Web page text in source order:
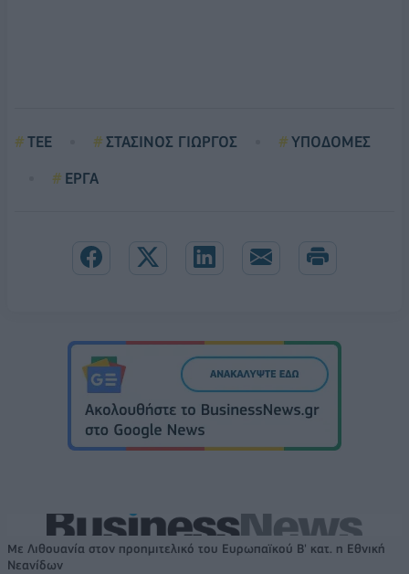
ΤΕΕ ΣΤΑΣΙΝΟΣ ΓΙΩΡΓΟΣ
ΥΠΟΔΟΜΕΣ
ΕΡΓΑ
Με Λιθουανία στον προημιτελικό του Ευρωπαϊκού Β' κατ. η Εθνική
Νεανίδων